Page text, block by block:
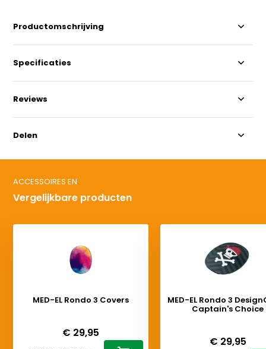
Productomschrijving
Specificaties
Reviews
Delen
ACCESSOIRES EN
Vergelijkbare producten
MED-EL Rondo 3 Covers
€ 29,95
MED-EL Rondo 3
Captain's Choice
€ 29,95